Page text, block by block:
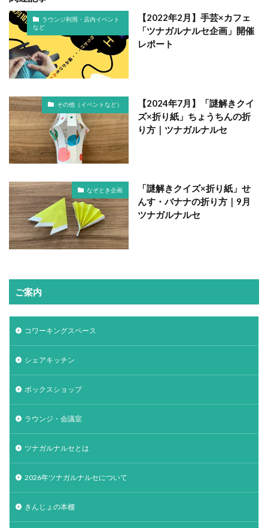
ラウンジ利用・店内イベント
など
【2022年2月】手芸×カフェ
「ツナガルナルセ企画」開催
レポート
その他（イベントなど）
【2024年7月】「謎解きクイ
ズ×折り紙」ちょうちんの折
り方｜ツナガルナルセ
なぞとき企画
「謎解きクイズ×折り紙」せ
んす・バナナの折り方｜9月
ツナガルナルセ
ご案内
コワーキングスペース
シェアキッチン
ボックスショップ
ラウンジ・会議室
ツナガルナルセとは
2026年ツナガルナルセについて
きんじょの本棚